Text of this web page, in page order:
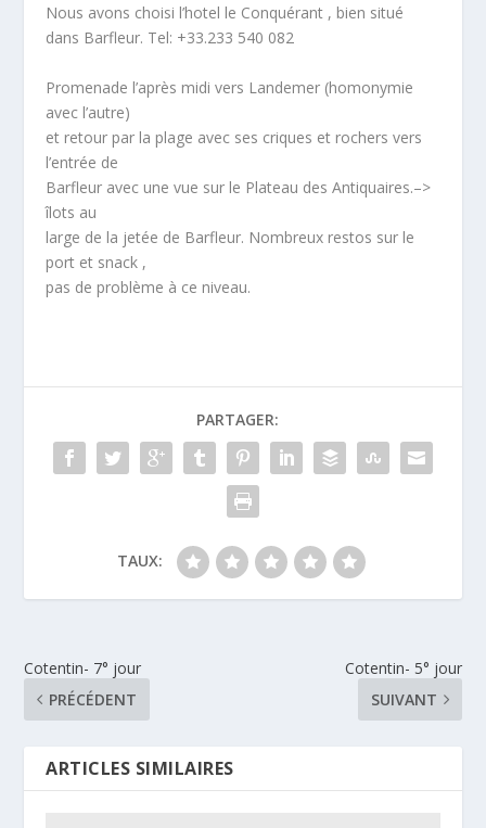
Nous avons choisi l’hotel le Conquérant , bien situé
dans Barfleur. Tel: +33.233 540 082
Promenade l’après midi vers Landemer (homonymie
avec l’autre)
et retour par la plage avec ses criques et rochers vers
l’entrée de
Barfleur avec une vue sur le Plateau des Antiquaires.–>
îlots au
large de la jetée de Barfleur. Nombreux restos sur le
port et snack ,
pas de problème à ce niveau.
PARTAGER:
TAUX:
Cotentin- 7° jour
PRÉCÉDENT
Cotentin- 5° jour
SUIVANT
ARTICLES SIMILAIRES